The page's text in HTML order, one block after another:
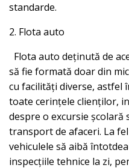
standarde.
2. Flota auto
Flota auto deținută de
să fie formată doar din
cu facilități diverse, astfel
toate cerințele clienților,
despre o excursie
transport de afaceri. La
vehiculele să aibă
inspecțiile tehnice la zi,